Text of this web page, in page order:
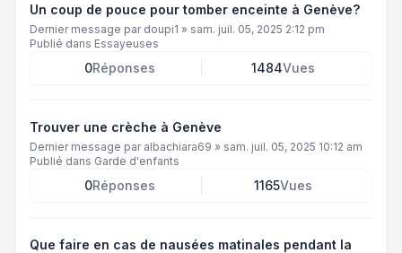
Un coup de pouce pour tomber enceinte à Genève?
Dernier message par doupi1 » sam. juil. 05, 2025 2:12 pm
Publié dans Essayeuses
0Réponses 1484Vues
Trouver une crèche à Genève
Dernier message par albachiara69 » sam. juil. 05, 2025 10:12 am
Publié dans Garde d'enfants
0Réponses 1165Vues
Que faire en cas de nausées matinales pendant la